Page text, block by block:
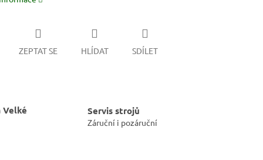
ZEPTAT SE HLÍDAT SDÍLET
Velké
Servis strojů
Záruční i pozáruční